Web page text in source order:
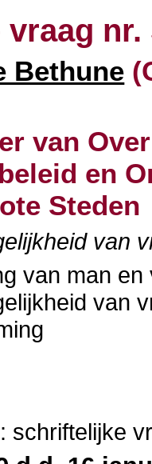
nr.
Bethune
van
en
Steden
van
van man en
van
schriftelijke